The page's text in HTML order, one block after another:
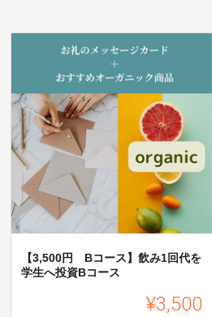
【3,500円 Bコース】飲み1回代を
学生へ投資Bコース
¥3,500